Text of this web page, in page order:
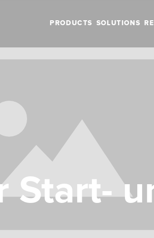
PRODUCTS SOLUTIONS
Start-